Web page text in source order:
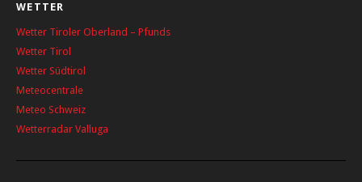
WETTER
Wetter Tiroler Oberland – Pfunds
Wetter Tirol
Wetter Südtirol
Meteocentrale
Meteo Schweiz
Wetterradar Valluga